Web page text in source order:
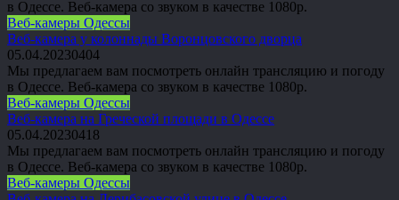
в Одессе. Веб-камера со звуком в качестве 1080p.
Веб-камеры Одессы
Веб-камера у колоннады Воронцовского дворца
05.04.20230404
Мы предлагаем вам посмотреть онлайн трансляцию и погоду
в Одессе. Веб-камера со звуком в качестве 1080p.
Веб-камеры Одессы
Веб-камера на Греческой площади в Одессе
05.04.20230418
Мы предлагаем вам посмотреть онлайн трансляцию и погоду
в Одессе. Веб-камера со звуком в качестве 1080p.
Веб-камеры Одессы